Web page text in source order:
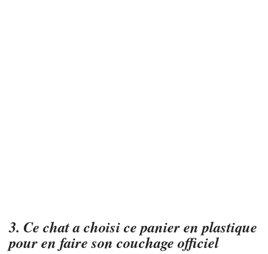
3. Ce chat a choisi ce panier en plastique
pour en faire son couchage officiel